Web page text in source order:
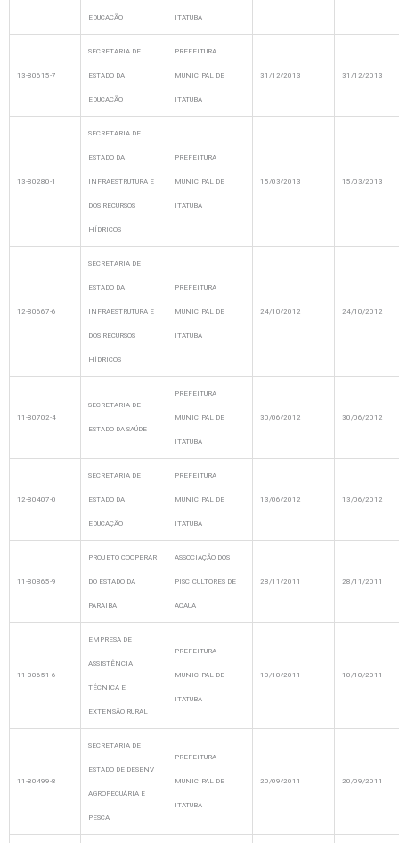
EDUCAÇÃO ITATUBA
13-80615-7
SECRETARIA DE
ESTADO DA
EDUCAÇÃO
PREFEITURA
MUNICIPAL DE
ITATUBA
31/12/2013 31/12/2013
13-80280-1
SECRETARIA DE
ESTADO DA
INFRAESTRUTURA E
DOS RECURSOS
HÍDRICOS
PREFEITURA
MUNICIPAL DE
ITATUBA
15/03/2013 15/03/2013
12-80667-6
SECRETARIA DE
ESTADO DA
INFRAESTRUTURA E
DOS RECURSOS
HÍDRICOS
PREFEITURA
MUNICIPAL DE
ITATUBA
24/10/2012 24/10/2012
11-80702-4
SECRETARIA DE
ESTADO DA SAÚDE
PREFEITURA
MUNICIPAL DE
ITATUBA
30/06/2012 30/06/2012
12-80407-0
SECRETARIA DE
ESTADO DA
EDUCAÇÃO
PREFEITURA
MUNICIPAL DE
ITATUBA
13/06/2012 13/06/2012
11-80865-9
PROJETO COOPERAR
DO ESTADO DA
PARAIBA
ASSOCIAÇÃO DOS
PISCICULTORES DE
ACAUA
28/11/2011 28/11/2011
11-80651-6
EMPRESA DE
ASSISTÊNCIA
TÉCNICA E
EXTENSÃO RURAL
PREFEITURA
MUNICIPAL DE
ITATUBA
10/10/2011 10/10/2011
11-80499-8
SECRETARIA DE
ESTADO DE DESENV
AGROPECUÁRIA E
PESCA
PREFEITURA
MUNICIPAL DE
ITATUBA
20/09/2011 20/09/2011